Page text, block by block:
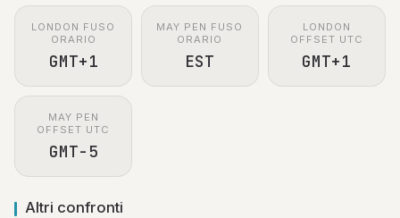
LONDON FUSO
ORARIO
GMT+1
MAY PEN FUSO
ORARIO
EST
LONDON
OFFSET UTC
GMT+1
MAY PEN
OFFSET UTC
GMT-5
Altri confronti